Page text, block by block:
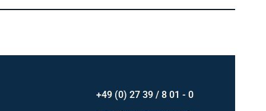
+49 (0) 27 39 / 8 01 - 0